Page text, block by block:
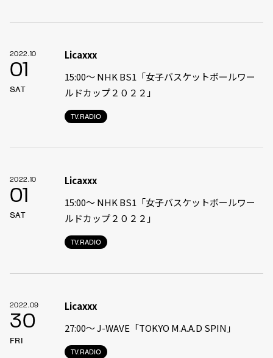
2022.10
01
SAT
TV.RADIO
Licaxxx
15:00〜 NHK BS1「女子バスケットボールワー
ルドカップ２０２２」
2022.10
01
SAT
TV.RADIO
Licaxxx
15:00〜 NHK BS1「女子バスケットボールワー
ルドカップ２０２２」
2022.09
30
FRI
TV.RADIO
Licaxxx
27:00〜 J-WAVE「TOKYO M.A.A.D SPIN」